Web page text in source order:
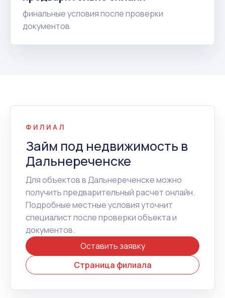
финальные условия после проверки
документов
ФИЛИАЛ
Займ под недвижимость в
Дальнереченске
Для объектов в Дальнереченске можно
получить предварительный расчет онлайн.
Подробные местные условия уточнит
специалист после проверки объекта и
документов.
Оставить заявку
Страница филиала